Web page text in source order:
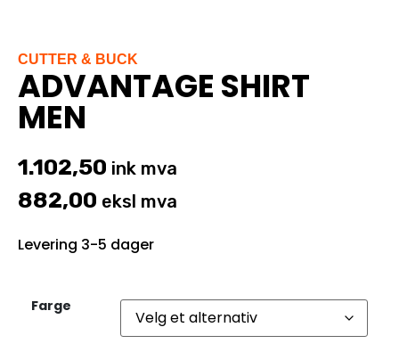
CUTTER & BUCK
ADVANTAGE SHIRT
MEN
1.102,50 ink mva
882,00 eksl mva
Levering 3-5 dager
Farge